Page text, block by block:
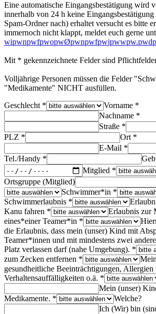
Eine automatische Eingangsbestätigung wird
innerhalb von 24 h keine
Spam-Ordner nach) erhaltet versucht es bitte
immernoch nicht klappt, meldet euch gerne
wipwnpwfpwopwØpwnpwfpwjpwwpw.pwdp
Mit * gekennzeichnete Felder sind
Volljährige Personen müssen die Felder
"Medikamente" NICHT ausfüllen.
Geschlecht *
Vorname *
Nachname *
Straße *
PLZ *
Ort *
E-Mail *
Tel./Handy *
Mitglied *
Ortsgruppe (Mitglied)
Schwimmer*in *
Schwimmerlaubnis *
Kanu fahren *
Erlaubnis zur
eines*einer Teamer*in *
die Erlaubnis, dass mein (unser) Kind mit
Teamer*innen und mit mindestens zwei
Platz verlassen darf (nahe Umgebung). *
zum Zecken entfernen *
gesundheitliche Beeinträchtigungen, Allergien
Verhaltensauffälligkeiten o.ä. *
Mein (unser)
Medikamente. *
Welche?
Ich (Wir) bin